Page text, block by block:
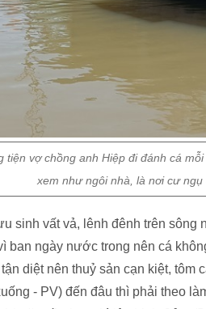
tiện vợ chồng anh Hiệp đi đánh cá
xem như ngôi nhà, là nơi cư ngụ
sinh vất vả, lênh đênh trên
ban ngày nước trong nên cá
diệt nên thuỷ sản cạn kiệt,
- PV) đến đâu thì phải theo